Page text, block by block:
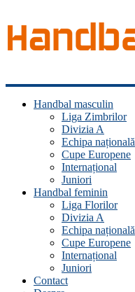
Handbal
ManiaHandbal masculin
Liga Zimbrilor
Divizia A
Echipa națională
Cupe Europene
Internațional
Juniori
Handbal feminin
Liga Florilor
Divizia A
Echipa națională
Cupe Europene
Internațional
Juniori
Contact